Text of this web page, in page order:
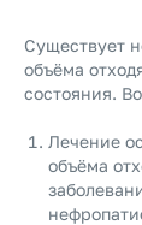
Существует
объёма
состояния.
Лечение
объёма